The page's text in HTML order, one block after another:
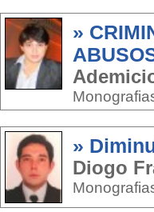
»
»
Diogo